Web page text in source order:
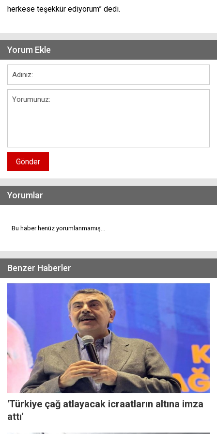
herkese teşekkür ediyorum” dedi.
Yorum Ekle
Gönder
Yorumlar
Bu haber henüz yorumlanmamış...
Benzer Haberler
'Türkiye çağ atlayacak icraatların altına imza
attı'